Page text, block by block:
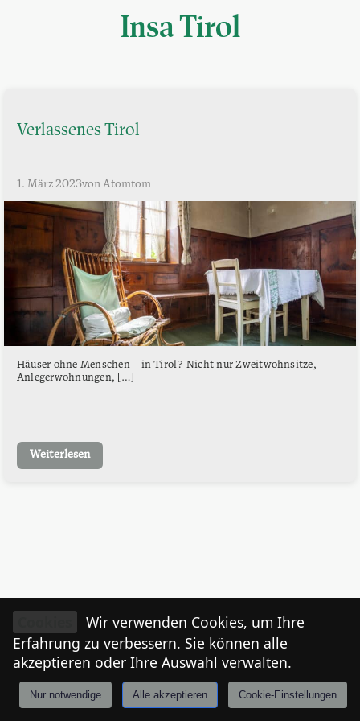
Insa Tirol
Verlassenes Tirol
1. März 2023von Atomtom
Häuser ohne Menschen – in Tirol? Nicht nur Zweitwohnsitze,
Anlegerwohnungen, […]
Weiterlesen
Anmelden Tiroler
Wir verwenden Cookies, um Ihre
Erfahrung zu verbessern. Sie können alle
akzeptieren oder Ihre Auswahl verwalten.
Nur notwendige Alle akzeptieren Cookie-Einstellungen